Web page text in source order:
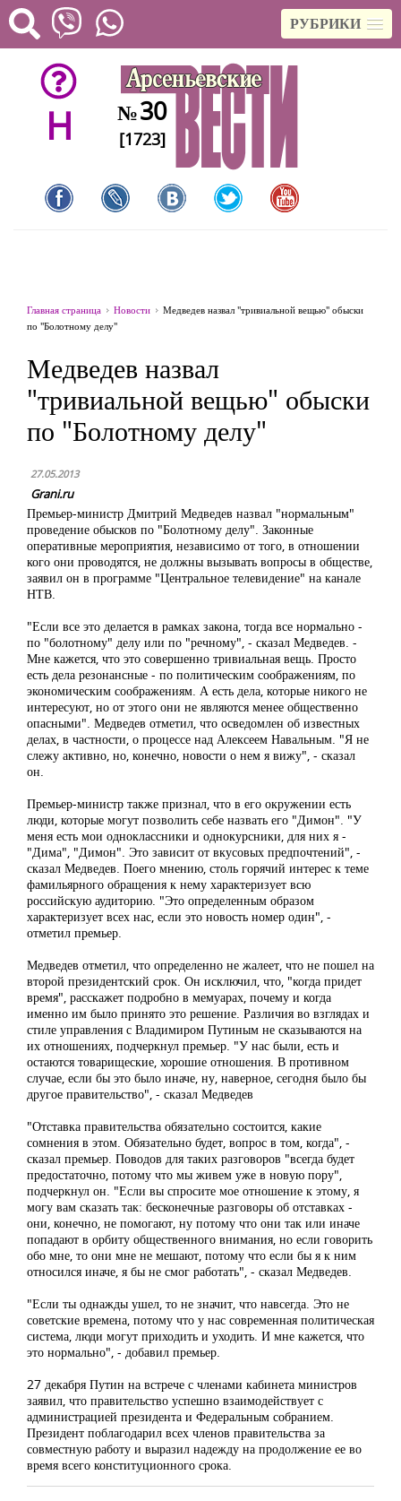
РУБРИКИ
H №30
[1723]
Главная страница Новости
Медведев назвал "тривиальной вещью" обыски
по "Болотному делу"
Медведев назвал
"тривиальной вещью" обыски
по "Болотному делу"
27.05.2013
Grani.ru
Премьер-министр Дмитрий Медведев назвал "нормальным"
проведение обысков по "Болотному делу". Законные
оперативные мероприятия, независимо от того, в отношении
кого они проводятся, не должны вызывать вопросы в обществе,
заявил он в программе "Центральное телевидение" на канале
НТВ.
"Если все это делается в рамках закона, тогда все нормально -
по "болотному" делу или по "речному", - сказал Медведев. -
Мне кажется, что это совершенно тривиальная вещь. Просто
есть дела резонансные - по политическим соображениям, по
экономическим соображениям. А есть дела, которые никого не
интересуют, но от этого они не являются менее общественно
опасными". Медведев отметил, что осведомлен об известных
делах, в частности, о процессе над Алексеем Навальным. "Я не
слежу активно, но, конечно, новости о нем я вижу", - сказал
он.
Премьер-министр также признал, что в его окружении есть
люди, которые могут позволить себе назвать его "Димон". "У
меня есть мои одноклассники и однокурсники, для них я -
"Дима", "Димон". Это зависит от вкусовых предпочтений", -
сказал Медведев. Поего мнению, столь горячий интерес к теме
фамильярного обращения к нему характеризует всю
российскую аудиторию. "Это определенным образом
характеризует всех нас, если это новость номер один", -
отметил премьер.
Медведев отметил, что определенно не жалеет, что не пошел на
второй президентский срок. Он исключил, что, "когда придет
время", расскажет подробно в мемуарах, почему и когда
именно им было принято это решение. Различия во взглядах и
стиле управления с Владимиром Путиным не сказываются на
их отношениях, подчеркнул премьер. "У нас были, есть и
остаются товарищеские, хорошие отношения. В противном
случае, если бы это было иначе, ну, наверное, сегодня было бы
другое правительство", - сказал Медведев
"Отставка правительства обязательно состоится, какие
сомнения в этом. Обязательно будет, вопрос в том, когда", -
сказал премьер. Поводов для таких разговоров "всегда будет
предостаточно, потому что мы живем уже в новую пору",
подчеркнул он. "Если вы спросите мое отношение к этому, я
могу вам сказать так: бесконечные разговоры об отставках -
они, конечно, не помогают, ну потому что они так или иначе
попадают в орбиту общественного внимания, но если говорить
обо мне, то они мне не мешают, потому что если бы я к ним
относился иначе, я бы не смог работать", - сказал Медведев.
"Если ты однажды ушел, то не значит, что навсегда. Это не
советские времена, потому что у нас современная политическая
система, люди могут приходить и уходить. И мне кажется, что
это нормально", - добавил премьер.
27 декабря Путин на встрече с членами кабинета министров
заявил, что правительство успешно взаимодействует с
администрацией президента и Федеральным собранием.
Президент поблагодарил всех членов правительства за
совместную работу и выразил надежду на продолжение ее во
время всего конституционного срока.